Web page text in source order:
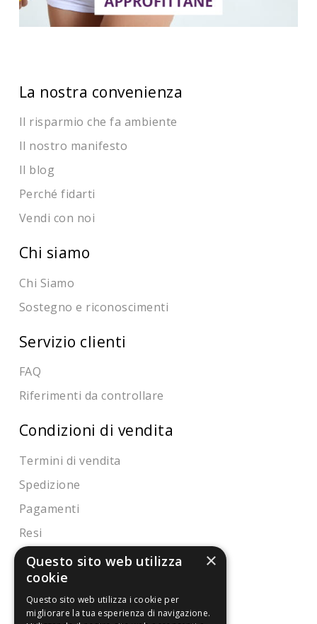
La nostra convenienza
Il risparmio che fa ambiente
Il nostro manifesto
Il blog
Perché fidarti
Vendi con noi
Chi siamo
Chi Siamo
Sostegno e riconoscimenti
Servizio clienti
FAQ
Riferimenti da controllare
Condizioni di vendita
Termini di vendita
Spedizione
Pagamenti
Resi
4,7/5
Eccellente
×
Questo sito web utilizza
cookie
Questo sito web utilizza i cookie per
migliorare la tua esperienza di navigazione.